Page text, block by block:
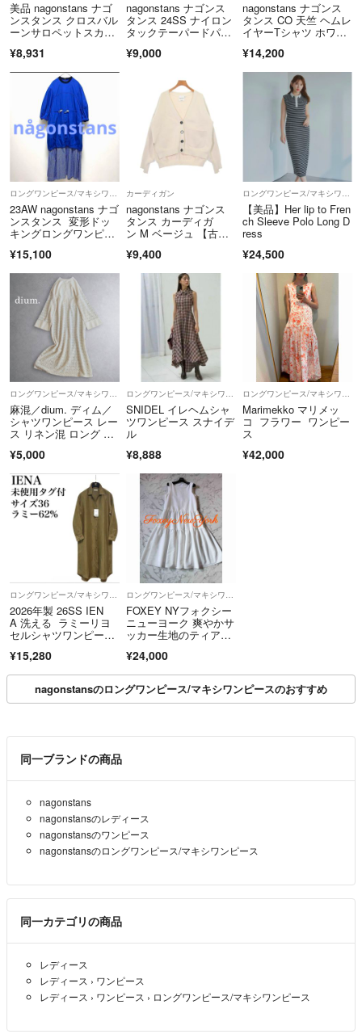
適格請求書登録番号
T9290001075401
美品 nagonstans ナゴ
ンスタンス クロスバル
ーンサロペットスカー
イズS ブラウン レディ
¥8,931
nagonstans ナゴンス
タンス 24SS ナイロン
タックテーパードパン
¥9,000
nagonstans ナゴンス
タンス CO 天竺 ヘムレ
イヤーTシャツ ホワイ
¥14,200
23AW nagonstans ナゴ
ンスタンス 変形ドッ
キングロングワンピー
¥15,100
カーディガン
nagonstans ナゴンス
タンス カーディガ
ン M ベージュ 【古
料】
¥9,400
【美品】Her lip to Fren
ch Sleeve Polo Long D
ress
¥24,500
ロングワンピース/マキシワンピース
麻混／dium. ディム／
シャツワンピース レー
ス リネン混 ロング 長
ー アイボリー オフホ
ワイト
¥5,000
ロングワンピース/マキシワンピース
SNIDEL イレヘムシャ
ツワンピース スナイデ
ル
¥8,888
ロングワンピース/マキシワンピース
Marimekko マリメッ
コ フラワー ワンピー
ス
¥42,000
ロングワンピース/マキシワンピース
2026年製 26SS IEN
A 洗える ラミーリヨ
セルシャツワンピー
¥15,280
ロングワンピース/マキシワンピース
FOXEY NYフォクシー
ニューヨーク 爽やかサ
ッカー生地のティアー
¥24,000
nagonstansのロングワンピース/マキシワンピースのおすすめ
同一ブランドの商品
nagonstans
nagonstansのレディース
nagonstansのワンピース
nagonstansのロングワンピース/マキシワンピース
同一カテゴリの商品
レディース
レディース › ワンピース
レディース › ワンピース › ロングワンピース/マキシワンピース